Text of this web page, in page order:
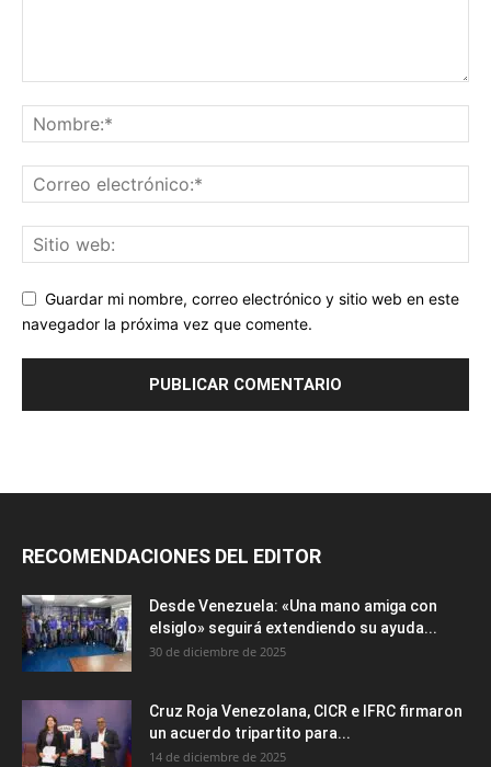
Guardar mi nombre, correo electrónico y sitio web en este
navegador la próxima vez que comente.
RECOMENDACIONES DEL EDITOR
Desde Venezuela: «Una mano amiga con
elsiglo» seguirá extendiendo su ayuda...
30 de diciembre de 2025
Cruz Roja Venezolana, CICR e IFRC firmaron
un acuerdo tripartito para...
14 de diciembre de 2025